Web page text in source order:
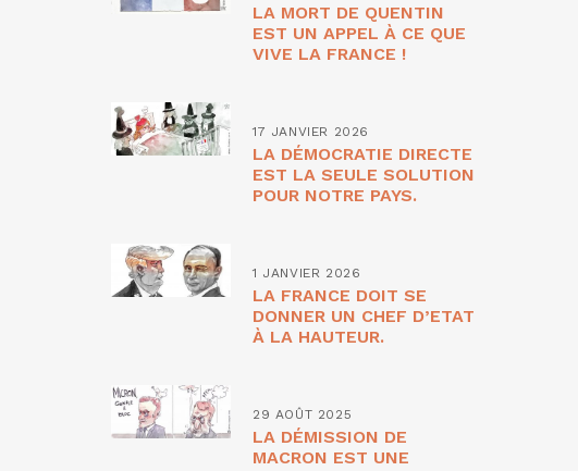
LA MORT DE QUENTIN
EST UN APPEL À CE QUE
VIVE LA FRANCE !
17 JANVIER 2026
LA DÉMOCRATIE DIRECTE
EST LA SEULE SOLUTION
POUR NOTRE PAYS.
1 JANVIER 2026
LA FRANCE DOIT SE
DONNER UN CHEF D’ETAT
À LA HAUTEUR.
29 AOÛT 2025
LA DÉMISSION DE
MACRON EST UNE